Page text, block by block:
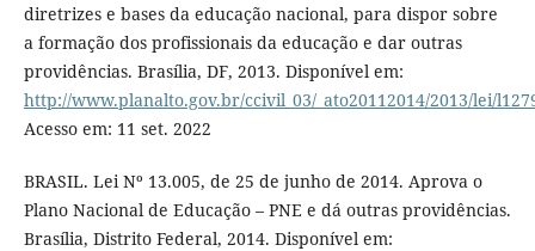
diretrizes e bases da educação nacional, para dispor sobre
a formação dos profissionais da educação e dar outras
providências. Brasília, DF, 2013. Disponível em:
http://www.planalto.gov.br/ccivil_03/_ato20112014/2013/lei/
Acesso em: 11 set. 2022
BRASIL. Lei Nº 13.005, de 25 de junho de 2014. Aprova o
Plano Nacional de Educação – PNE e dá outras providências.
Brasília, Distrito Federal, 2014. Disponível em: